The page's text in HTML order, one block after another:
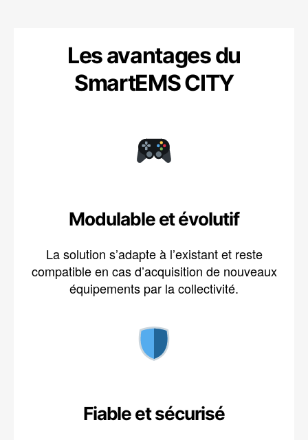
Les avantages du
SmartEMS CITY
Modulable et évolutif
La solution s’adapte à l’existant et reste
compatible en cas d’acquisition de nouveaux
équipements par la collectivité.
Fiable et sécurisé